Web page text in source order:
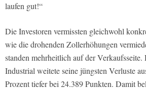
laufen gut!“
Die Investoren vermissten gleichwohl
wie die drohenden Zollerhöhungen
standen mehrheitlich auf der
Industrial weitete seine jüngsten Verluste
Prozent tiefer bei 24.389 Punkten. Damit